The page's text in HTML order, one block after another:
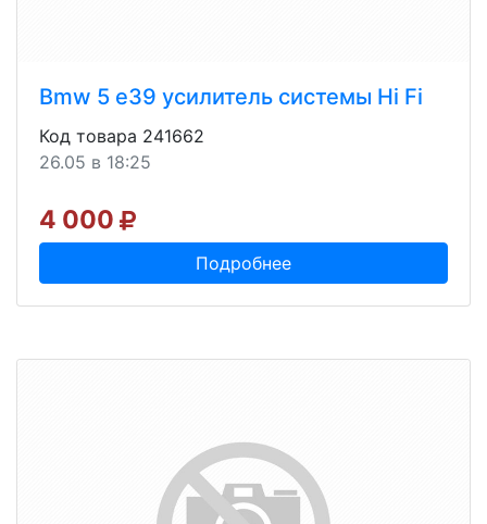
Bmw 5 e39 усилитель системы Hi Fi
Код товара 241662
26.05 в 18:25
4 000
Подробнее